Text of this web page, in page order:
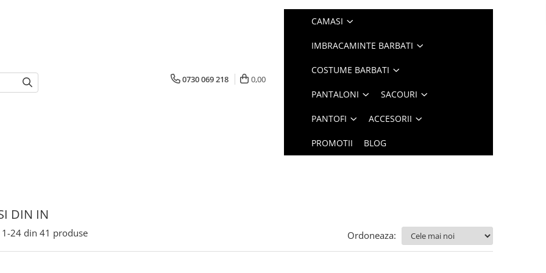
0730 069 218 0,00
CAMASI
IMBRACAMINTE BARBATI
COSTUME BARBATI
PANTALONI SACOURI
PANTOFI ACCESORII
PROMOTII BLOG
DIN IN
1-24 din 41 produse Ordoneaza: